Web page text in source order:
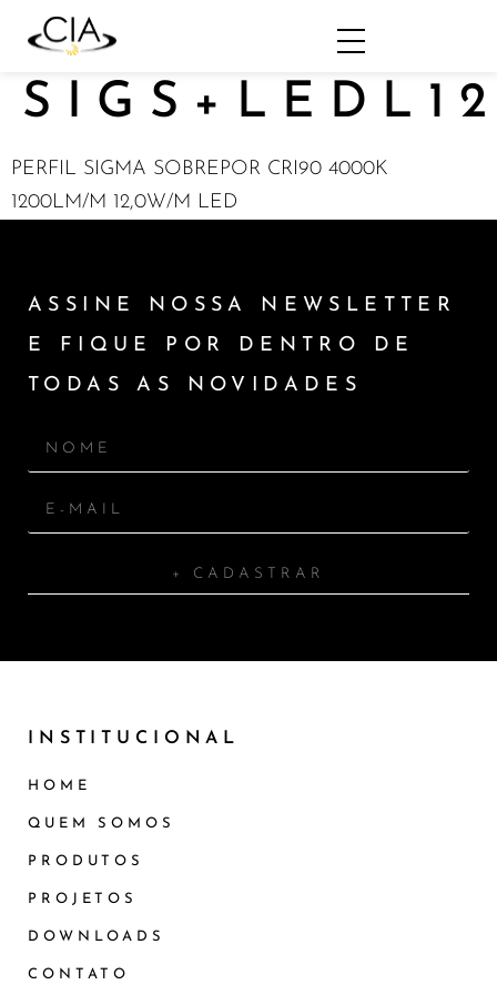
PERFIL SIGMA SOBREPOR CRI90 4000K
1200LM/M 12,0W/M LED
ASSINE NOSSA NEWSLETTER
E FIQUE POR DENTRO DE
TODAS AS NOVIDADES
+ CADASTRAR
INSTITUCIONAL
HOME
QUEM SOMOS
PRODUTOS
PROJETOS
DOWNLOADS
CONTATO